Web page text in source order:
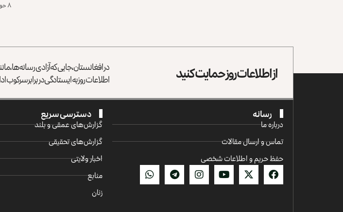
۸ حوت ۱۴۰۴ - ۲۷ فبروری ۲۰۲۶
از اطلاعات روز حمایت کنید در افغانستان، جایی که آزادی
اطلاعات روز به ایستادگی در برابر
رسانه
درباره ما
تماس و ارسال مقالات
حفظ حریم و اطلاعات شخصی
دسترسی سریع
گزارش‌‌های عمقی و بلند
گزارش‌های تحقیقی
اخبار ولایتی
منابع
زنان